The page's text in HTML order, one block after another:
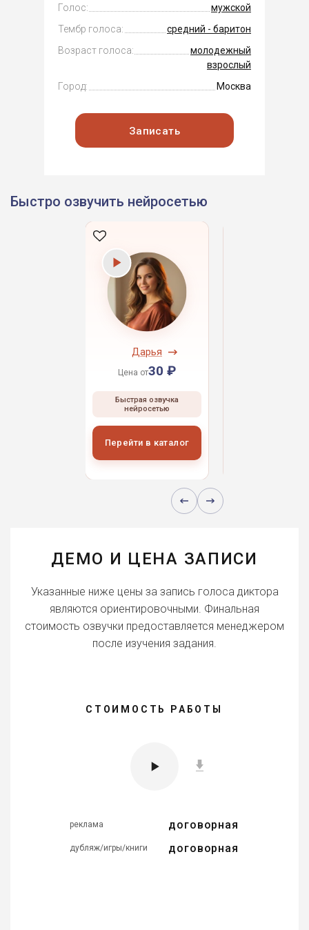
Голос:
мужской
Тембр голоса:
средний - баритон
Возраст голоса:
молодежный
взрослый
Город:
Москва
Записать
Быстро озвучить нейросетью
Дарья
Цена от30 ₽
Быстрая озвучка
нейросетью
Перейти в каталог
ДЕМО И ЦЕНА ЗАПИСИ
Указанные ниже цены за запись голоса диктора
являются ориентировочными. Финальная
стоимость озвучки предоставляется менеджером
после изучения задания.
СТОИМОСТЬ РАБОТЫ
реклама договорная
дубляж/игры/книги договорная